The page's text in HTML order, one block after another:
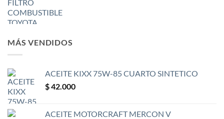
MÁS VENDIDOS
ACEITE KIXX 75W-85 CUARTO SINTETICO
$42.000
ACEITE MOTORCRAFT MERCON V